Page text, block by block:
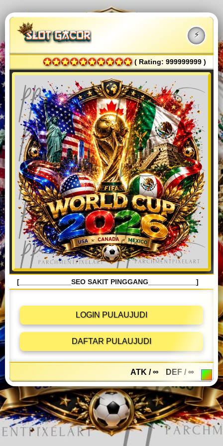
⚡️
( Rating: 999999999 )
[_____________SEO SAKIT PINGGANG____________]
LOGIN PULAUJUDI
DAFTAR PULAUJUDI
ATK / ∞ DEF / ∞